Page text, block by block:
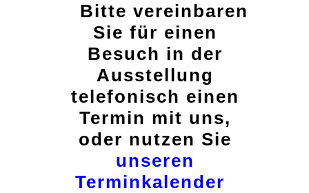
Bitte vereinbaren
Sie für einen
Besuch in der
Ausstellung
telefonisch einen
Termin mit uns,
oder nutzen Sie
unseren
Terminkalender